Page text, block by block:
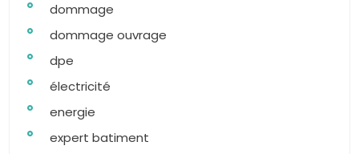
dommage
dommage ouvrage
dpe
électricité
energie
expert batiment